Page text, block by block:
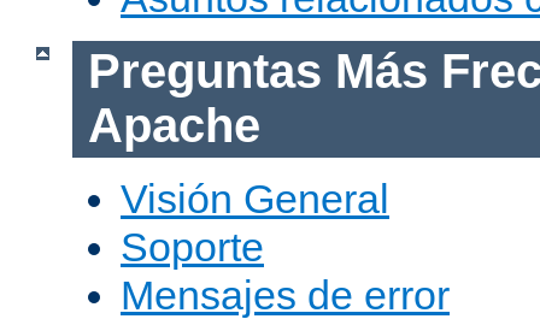
Preguntas Más
Apache
Visión General
Soporte
Mensajes de error